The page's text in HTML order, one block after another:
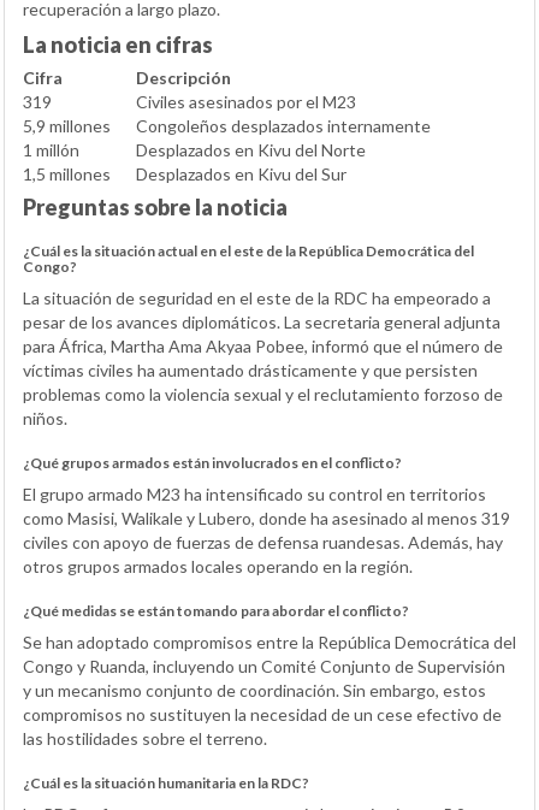
recuperación a largo plazo.
La noticia en cifras
Cifra
Descripción
319
Civiles asesinados por el M23
5,9 millones
Congoleños desplazados internamente
1 millón
Desplazados en Kivu del Norte
1,5 millones
Desplazados en Kivu del Sur
Preguntas sobre la noticia
¿Cuál es la situación actual en el este de la República Democrática del
Congo?
La situación de seguridad en el este de la RDC ha empeorado a
pesar de los avances diplomáticos. La secretaria general adjunta
para África, Martha Ama Akyaa Pobee, informó que el número de
víctimas civiles ha aumentado drásticamente y que persisten
problemas como la violencia sexual y el reclutamiento forzoso de
niños.
¿Qué grupos armados están involucrados en el conflicto?
El grupo armado M23 ha intensificado su control en territorios
como Masisi, Walikale y Lubero, donde ha asesinado al menos 319
civiles con apoyo de fuerzas de defensa ruandesas. Además, hay
otros grupos armados locales operando en la región.
¿Qué medidas se están tomando para abordar el conflicto?
Se han adoptado compromisos entre la República Democrática del
Congo y Ruanda, incluyendo un Comité Conjunto de Supervisión
y un mecanismo conjunto de coordinación. Sin embargo, estos
compromisos no sustituyen la necesidad de un cese efectivo de
las hostilidades sobre el terreno.
¿Cuál es la situación humanitaria en la RDC?